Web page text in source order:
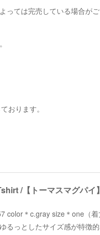
っては完売している場合がご
おります。
color＊c.gray size＊one（
るっとしたサイズ感が特徴